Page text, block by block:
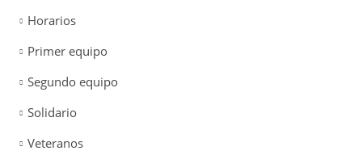
Horarios
Primer equipo
Segundo equipo
Solidario
Veteranos